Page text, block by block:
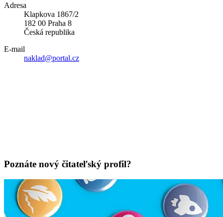
Adresa
Klapkova 1867/2
182 00 Praha 8
Česká republika
E-mail
naklad@portal.cz
Poznáte nový čitateľský profil?